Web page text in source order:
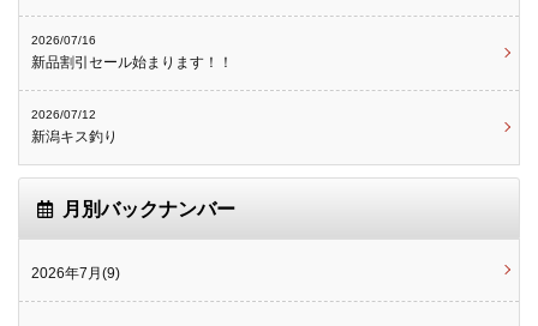
2026/07/16
新品割引セール始まります！！
2026/07/12
新潟キス釣り
月別バックナンバー
2026年7月(9)